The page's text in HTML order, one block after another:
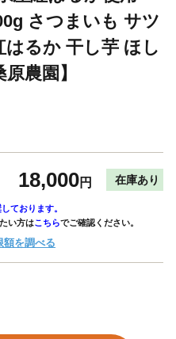
さつまいも サツ
るか 干し芋 ほし
農園】
18,000円 在庫あり
ております。
い方はこちらでご確認ください。
額を調べる